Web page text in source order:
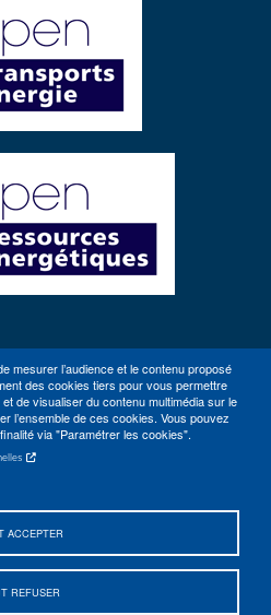
mesurer l’audience et le contenu proposé
des cookies tiers pour vous permettre
de visualiser du contenu multimédia sur le
l’ensemble de ces cookies. Vous pouvez
via "Paramétrer les cookies".
REFUSER
ACCEPTER
Contact
Lyon) Accessibilité
© 2026 IFPEN